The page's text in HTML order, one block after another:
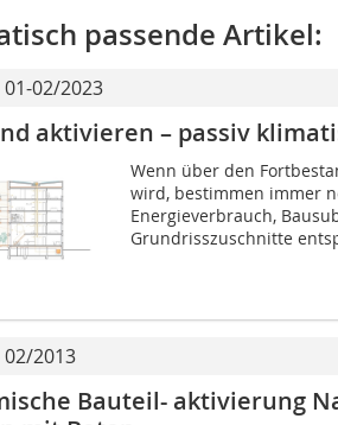
passende Artikel:
02/2023
aktivieren – passiv
Wenn über den
wird, bestimmen immer
Energieverbrauch,
Grundrisszuschnitte
2013
Bauteil- aktivierung